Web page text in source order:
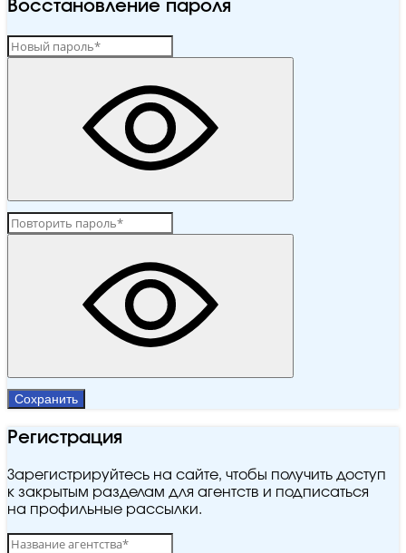
Восстановление пароля
Сохранить
Регистрация
Зарегистрируйтесь на сайте, чтобы получить доступ
к закрытым разделам для агентств и подписаться
на профильные рассылки.